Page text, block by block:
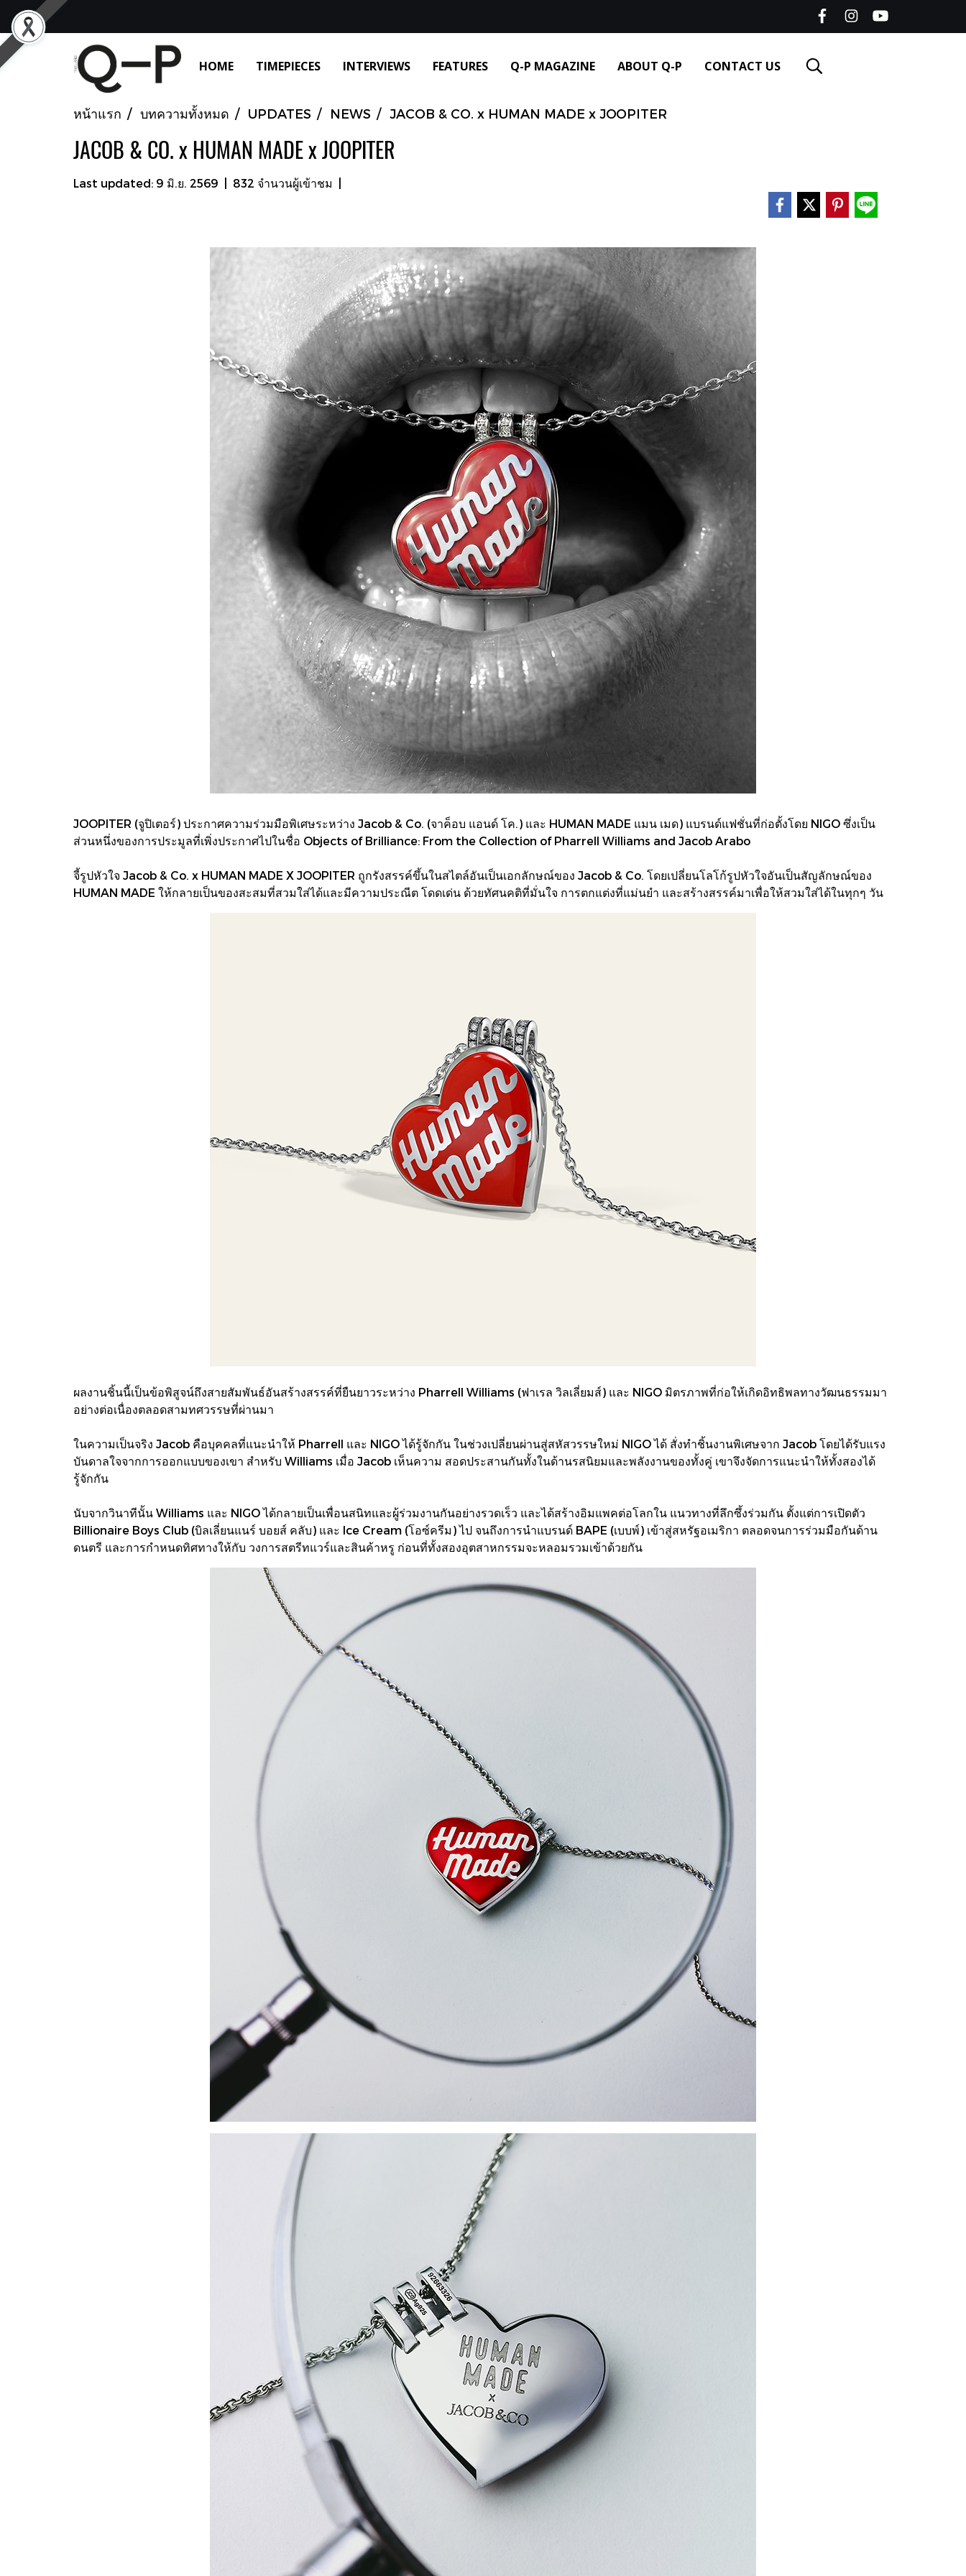
HOME TIMEPIECES INTERVIEWS FEATURES Q-P MAGAZINE ABOUT Q-P CONTACT US
หน้าแรก บทความทั้งหมด UPDATES NEWS JACOB & CO. x HUMAN MADE x JOOPITER
JACOB & CO. x HUMAN MADE x JOOPITER
Last updated: 9 มิ.ย. 2569 832 จำนวนผู้เข้าชม
JOOPITER (จูปิเตอร์) ประกาศความร่วมมือพิเศษระหว่าง Jacob & Co. (จาค็อบ แอนด์ โค.) และ HUMAN MADE แมน เมด) แบรนด์แฟชั่นที่ก่อตั้งโดย NIGO ซึ่งเป็น
ส่วนหนึ่งของการประมูลที่เพิ่งประกาศไปในชื่อ Objects of Brilliance: From the Collection of Pharrell Williams and Jacob Arabo
จี้รูปหัวใจ Jacob & Co. x HUMAN MADE X JOOPITER ถูกรังสรรค์ขึ้นในสไตล์อันเป็นเอกลักษณ์ของ Jacob & Co. โดยเปลี่ยนโลโก้รูปหัวใจอันเป็นสัญลักษณ์ของ
HUMAN MADE ให้กลายเป็นของสะสมที่สวมใส่ได้และมีความประณีต โดดเด่น ด้วยทัศนคติที่มั่นใจ การตกแต่งที่แม่นยํา และสร้างสรรค์มาเพื่อให้สวมใส่ได้ในทุกๆ วัน
ผลงานชิ้นนี้เป็นข้อพิสูจน์ถึงสายสัมพันธ์อันสร้างสรรค์ที่ยืนยาวระหว่าง Pharrell Williams (ฟาเรล วิลเลี่ยมส์) และ NIGO มิตรภาพที่ก่อให้เกิดอิทธิพลทางวัฒนธรรมมา
อย่างต่อเนื่องตลอดสามทศวรรษที่ผ่านมา
ในความเป็นจริง Jacob คือบุคคลที่แนะนําให้ Pharrell และ NIGO ได้รู้จักกัน ในช่วงเปลี่ยนผ่านสู่สหัสวรรษใหม่ NIGO ได้ สั่งทําชิ้นงานพิเศษจาก Jacob โดยได้รับแรง
บันดาลใจจากการออกแบบของเขา สําหรับ Williams เมื่อ Jacob เห็นความ สอดประสานกันทั้งในด้านรสนิยมและพลังงานของทั้งคู่ เขาจึงจัดการแนะนําให้ทั้งสองได้
รู้จักกัน
นับจากวินาทีนั้น Williams และ NIGO ได้กลายเป็นเพื่อนสนิทและผู้ร่วมงานกันอย่างรวดเร็ว และได้สร้างอิมแพคต่อโลกใน แนวทางที่ลึกซึ้งร่วมกัน ตั้งแต่การเปิดตัว
Billionaire Boys Club (บิลเลี่ยนแนร์ บอยส์ คลับ) และ Ice Cream (โอซ์ครีม) ไป จนถึงการนําแบรนด์ BAPE (เบบพ์) เข้าสู่สหรัฐอเมริกา ตลอดจนการร่วมมือกันด้าน
ดนตรี และการกําหนดทิศทางให้กับ วงการสตรีทแวร์และสินค้าหรู ก่อนที่ทั้งสองอุตสาหกรรมจะหลอมรวมเข้าด้วยกัน